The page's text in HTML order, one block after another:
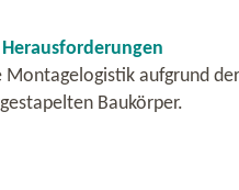
Montagelogistik aufgrund
Baukörper.